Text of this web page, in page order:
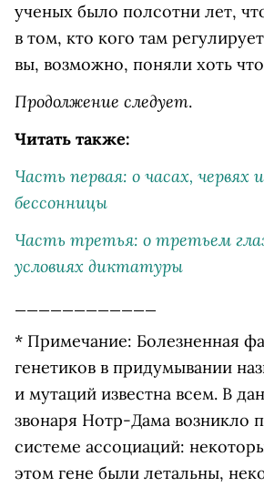
ученых было полсотни лет,
в том, кто кого там
вы, возможно, поняли хоть
Продолжение следует.
Читать также:
Часть первая: о часах, червях
бессонницы
Часть третья: о третьем
условиях диктатуры
* Примечание: Болезненная
генетиков в придумывании
и мутаций известна всем. В
звонаря Нотр-Дама возникло
системе ассоциаций:
этом гене были летальны,